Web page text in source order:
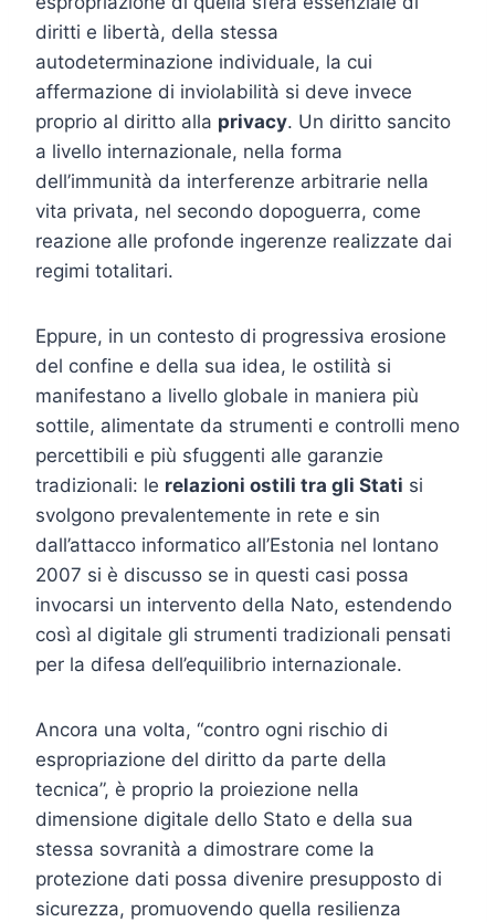
diritti e libertà, della stessa
autodeterminazione individuale, la cui
affermazione di inviolabilità si deve invece
proprio al diritto alla privacy. Un diritto sancito
a livello internazionale, nella forma
dell’immunità da interferenze arbitrarie nella
vita privata, nel secondo dopoguerra, come
reazione alle profonde ingerenze realizzate dai
regimi totalitari.
Eppure, in un contesto di progressiva erosione
del confine e della sua idea, le ostilità si
manifestano a livello globale in maniera più
sottile, alimentate da strumenti e controlli meno
percettibili e più sfuggenti alle garanzie
tradizionali: le relazioni ostili tra gli Stati si
svolgono prevalentemente in rete e sin
dall’attacco informatico all’Estonia nel lontano
2007 si è discusso se in questi casi possa
invocarsi un intervento della Nato, estendendo
così al digitale gli strumenti tradizionali pensati
per la difesa dell’equilibrio internazionale.
Ancora una volta, “contro ogni rischio di
espropriazione del diritto da parte della
tecnica”, è proprio la proiezione nella
dimensione digitale dello Stato e della sua
stessa sovranità a dimostrare come la
protezione dati possa divenire presupposto di
sicurezza, promuovendo quella resilienza